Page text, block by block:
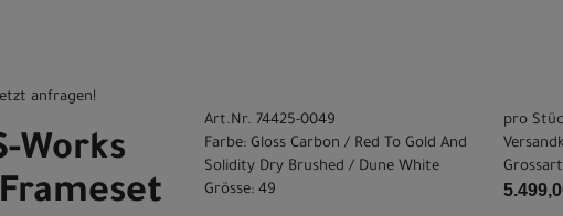
anfragen!
Works
Art.Nr. 74425-0049
Farbe: Gloss Carbon / Red To Gold And
Solidity Dry Brushed / Dune White
Grösse: 49
pro